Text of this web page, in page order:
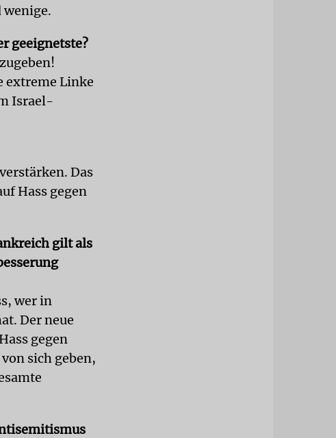
wenige.
geeignetste?
extreme Linke
Israel-
Das
Hass gegen
gilt als
wer in
Der neue
gegen
sich geben,